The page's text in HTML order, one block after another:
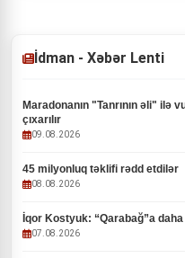
İdman - Xəbər Lenti
Maradonanın "Tanrının əli"
çıxarılır
09.08.2026
45 milyonluq təklifi rədd etdilər
08.08.2026
İqor Kostyuk: “Qarabağ”a
07.08.2026